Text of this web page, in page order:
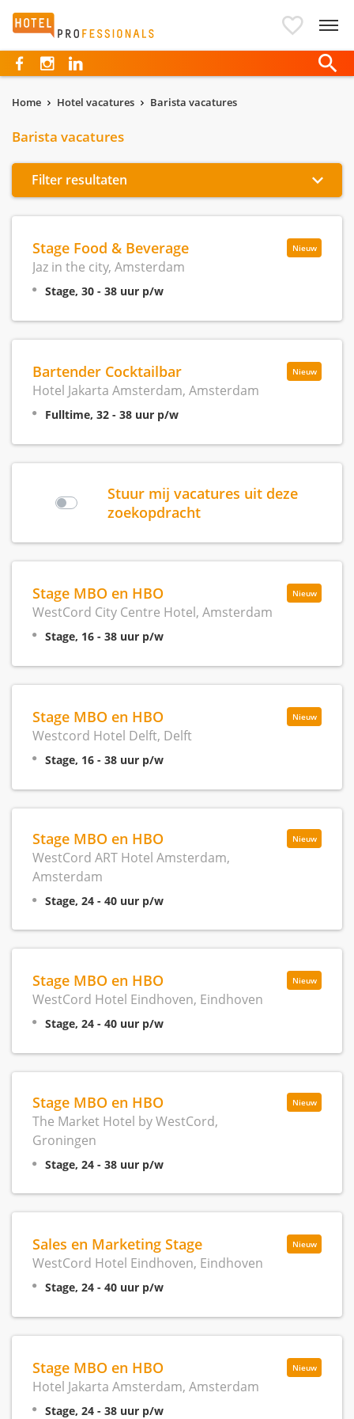
Hotelprofessionals
Home Hotel vacatures Barista vacatures
Barista vacatures
Filter resultaten
Nieuw
Stage Food & Beverage
Jaz in the city, Amsterdam
Stage, 30 - 38 uur p/w
Nieuw
Bartender Cocktailbar
Hotel Jakarta Amsterdam, Amsterdam
Fulltime, 32 - 38 uur p/w
Stuur mij vacatures uit deze
zoekopdracht
Nieuw
Stage MBO en HBO
WestCord City Centre Hotel, Amsterdam
Stage, 16 - 38 uur p/w
Nieuw
Stage MBO en HBO
Westcord Hotel Delft, Delft
Stage, 16 - 38 uur p/w
Nieuw
Stage MBO en HBO
WestCord ART Hotel Amsterdam,
Amsterdam
Stage, 24 - 40 uur p/w
Nieuw
Stage MBO en HBO
WestCord Hotel Eindhoven, Eindhoven
Stage, 24 - 40 uur p/w
Nieuw
Stage MBO en HBO
The Market Hotel by WestCord,
Groningen
Stage, 24 - 38 uur p/w
Nieuw
Sales en Marketing Stage
WestCord Hotel Eindhoven, Eindhoven
Stage, 24 - 40 uur p/w
Nieuw
Stage MBO en HBO
Hotel Jakarta Amsterdam, Amsterdam
Stage, 24 - 38 uur p/w